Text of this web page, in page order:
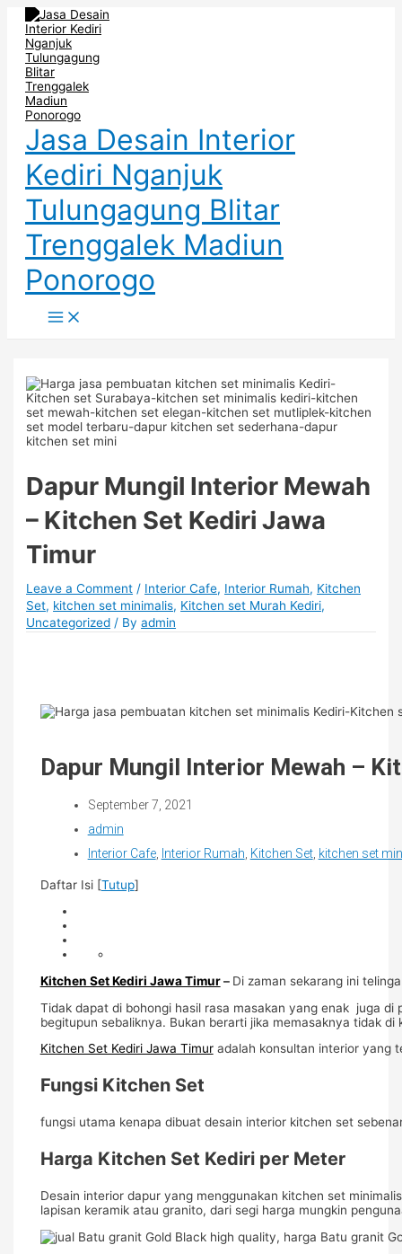
Skip
content
Jasa Desain Interior
Kediri Nganjuk
Tulungagung Blitar
Trenggalek Madiun
Ponorogo
Menu
Dapur Mungil Interior Mewah
– Kitchen Set Kediri Jawa
Timur
Leave a Comment / Interior Cafe, Interior Rumah, Kitchen
Set, kitchen set minimalis, Kitchen set Murah Kediri,
Uncategorized / Byadmin
Dapur Mungil Interior Mewah –
September 7, 2021
admin
Interior Cafe, Interior Rumah Kitchen Set, kitchen set
Daftar Isi [Tutup]
Kitchen Set Kediri Jawa Timur– Di zaman sekarang ini
Tidak dapat di bohongi hasil rasa masakan yang enak juga
begitupun sebaliknya. Bukan berarti jika memasaknya tidak
Kitchen Set Kediri Jawa Timuradalah konsultan interior yang
Fungsi Kitchen Set
fungsi utama kenapa dibuat desain interior kitchen set
Harga Kitchen Set Kediri per Meter
Desain interior dapur yang menggunakan kitchen set
lapisan keramik atau granito, dari segi harga mungkin
Post
navigation